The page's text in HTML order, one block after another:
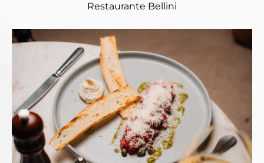
Restaurante Bellini